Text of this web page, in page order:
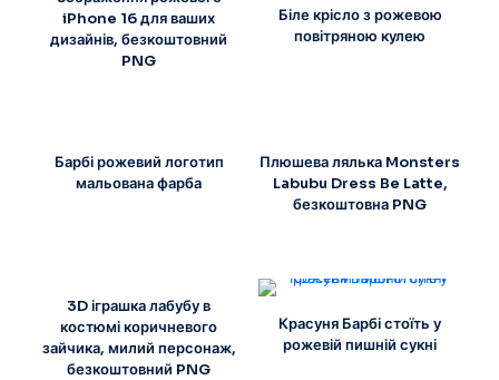
iPhone 16 для ваших
дизайнів, безкоштовний
PNG
Біле крісло з рожевою
повітряною кулею
Барбі рожевий логотип
мальована фарба
Плюшева лялька Monsters
Labubu Dress Be Latte,
безкоштовна PNG
3D іграшка лабубу в
костюмі коричневого
зайчика, милий персонаж,
безкоштовний PNG
Красуня Барбі стоїть у
рожевій пишній сукні